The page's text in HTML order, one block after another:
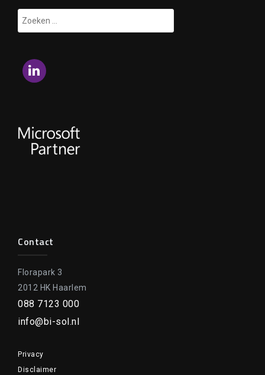
Zoeken
naar:
LinkedIn
Contact
Florapark 3
2012 HK Haarlem
088 7123 000
info@bi-sol.nl
Privacy
Disclaimer